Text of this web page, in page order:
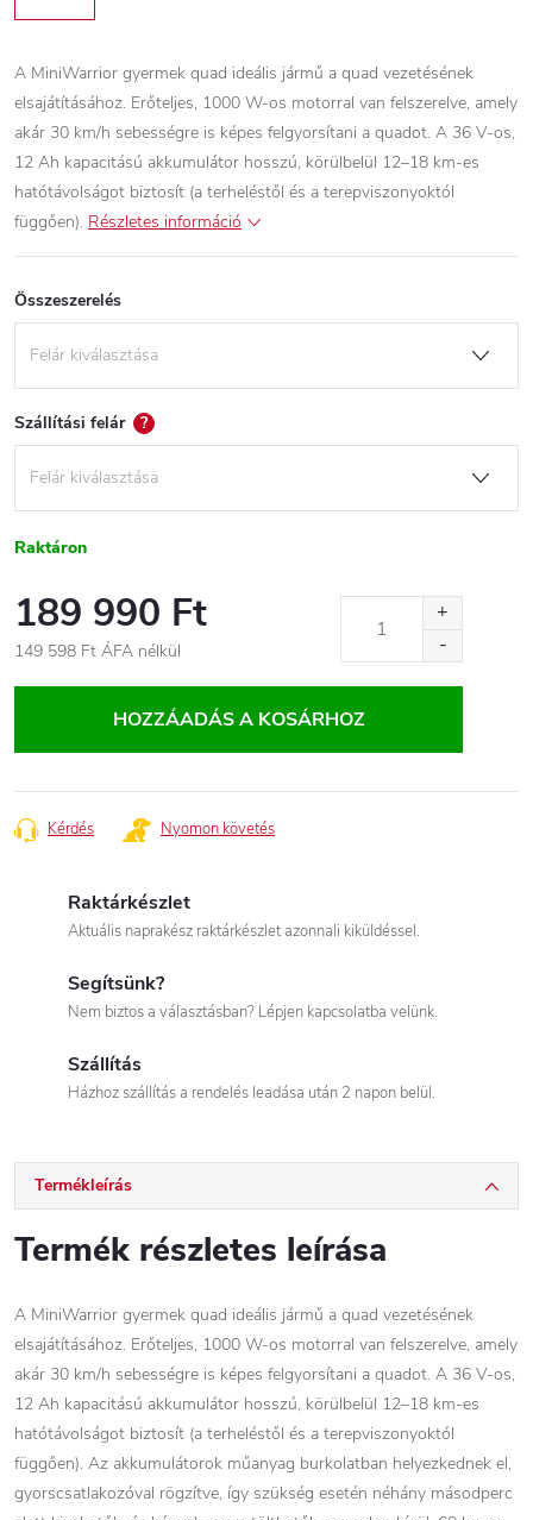
A MiniWarrior gyermek quad ideális jármű a quad vezetésének
elsajátításához. Erőteljes, 1000 W-os motorral van felszerelve, amely
akár 30 km/h sebességre is képes felgyorsítani a quadot. A 36 V-os,
12 Ah kapacitású akkumulátor hosszú, körülbelül 12–18 km-es
hatótávolságot biztosít (a terheléstől és a terepviszonyoktól
függően). Részletes információ
Összeszerelés
Szállítási felár ?
Raktáron
189 990 Ft
149 598 Ft ÁFA nélkül
HOZZÁADÁS A KOSÁRHOZ
Kérdés Nyomon követés
Raktárkészlet
Aktuális naprakész raktárkészlet azonnali kiküldéssel.
Segítsünk?
Nem biztos a választásban? Lépjen kapcsolatba velünk.
Szállítás
Házhoz szállítás a rendelés leadása után 2 napon belül.
Termékleírás
Termék részletes leírása
A MiniWarrior gyermek quad ideális jármű a quad vezetésének
elsajátításához. Erőteljes, 1000 W-os motorral van felszerelve, amely
akár 30 km/h sebességre is képes felgyorsítani a quadot. A 36 V-os,
12 Ah kapacitású akkumulátor hosszú, körülbelül 12–18 km-es
hatótávolságot biztosít (a terheléstől és a terepviszonyoktól
függően). Az akkumulátorok műanyag burkolatban helyezkednek el,
gyorscsatlakozóval rögzítve, így szükség esetén néhány másodperc